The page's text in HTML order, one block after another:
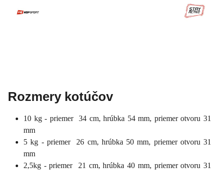
Rozmery kotúčov
10 kg - priemer 34 cm, hrúbka 54 mm, priemer otvoru 31
mm
5 kg - priemer 26 cm, hrúbka 50 mm, priemer otvoru 31
mm
2,5kg - priemer 21 cm, hrúbka 40 mm, priemer otvoru 31